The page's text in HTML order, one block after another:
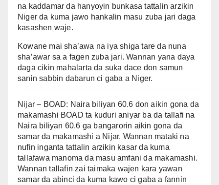
na kaddamar da hanyoyin bunkasa tattalin arzikin
Niger da kuma jawo hankalin masu zuba jari daga
kasashen waje.
Kowane mai sha’awa na iya shiga tare da nuna
sha’awar sa a fagen zuba jari. Wannan yana daya
daga cikin mahalarta da suka dace don samun
sanin sabbin dabarun ci gaba a Niger.
Nijar – BOAD: Naira biliyan 60.6 don aikin gona da
makamashi BOAD ta kuduri aniyar ba da tallafi na
Naira biliyan 60.6 ga bangarorin aikin gona da
samar da makamashi a Nijar. Wannan mataki na
nufin inganta tattalin arzikin kasar da kuma
tallafawa manoma da masu amfani da makamashi.
Wannan tallafin zai taimaka wajen kara yawan
samar da abinci da kuma kawo ci gaba a fannin